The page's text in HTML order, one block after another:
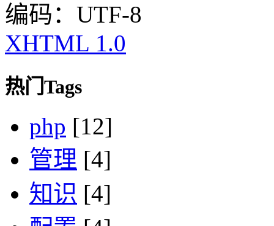
编码：UTF-8
XHTML 1.0
热门Tags
php [12]
管理 [4]
知识 [4]